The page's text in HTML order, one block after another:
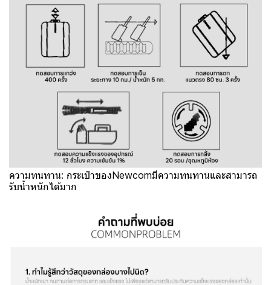
ความทนทาน: กระเป๋าของNewcomมีความทนทานและสามารถ
รับน้ำหนักได้มาก